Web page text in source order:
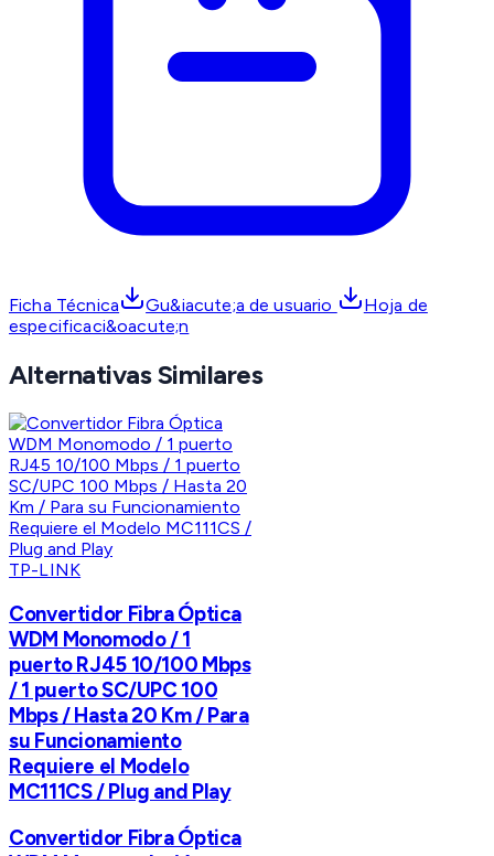
Ficha Técnica Gu&iacute;a de usuario
Hoja de
especificaci&oacute;n
Alternativas Similares
TP-LINK
Convertidor Fibra Óptica
WDM Monomodo / 1
puerto RJ45 10/100 Mbps
/ 1 puerto SC/UPC 100
Mbps / Hasta 20 Km / Para
su Funcionamiento
Requiere el Modelo
MC111CS / Plug and Play
Convertidor Fibra Óptica